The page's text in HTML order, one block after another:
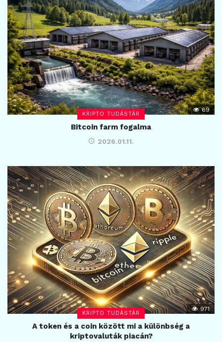
KRIPTO TUDÁSTÁR
69
Bitcoin farm fogalma
2026.01.11.
KRIPTO TUDÁSTÁR
971
A token és a coin között mi a különbség a
kriptovaluták piacán?